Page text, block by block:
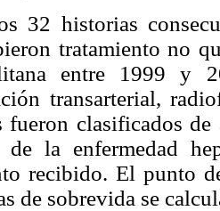
32 historias
tratamiento no
entre 1999 y
transarterial,
fueron clasificados
de la enfermedad
recibido. El punto
de sobrevida se